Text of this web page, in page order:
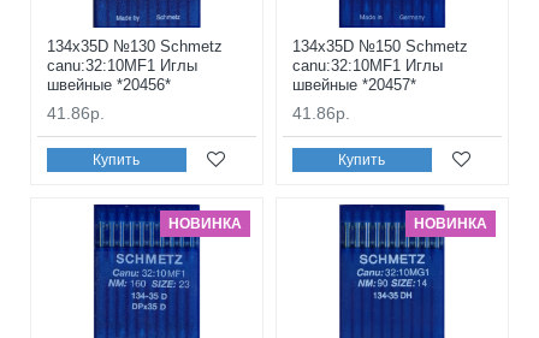
134x35D №130 Schmetz
canu:32:10MF1 Иглы
швейные *20456*
41.86р.
Купить
134x35D №150 Schmetz
canu:32:10MF1 Иглы
швейные *20457*
41.86р.
Купить
НОВИНКА НОВИНКА